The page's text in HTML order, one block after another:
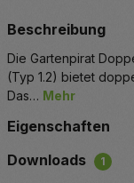
Beschreibung
Die Gartenpirat
(Typ 1.2) bietet
Das… Mehr
Eigenschaften
Downloads
1